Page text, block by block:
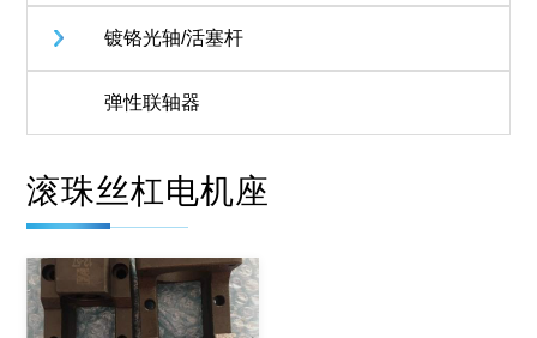
镀铬光轴/活塞杆
弹性联轴器
滚珠丝杠电机座